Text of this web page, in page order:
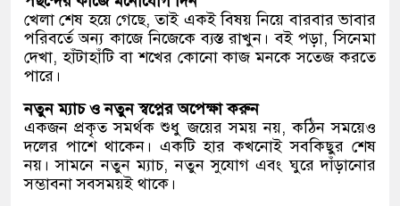
খেলা শেষ হয়ে গেছে, তাই একই বিষয় নিয়ে বারবার ভাবার
পরিবর্তে অন্য কাজে নিজেকে ব্যস্ত রাখুন। বই পড়া, সিনেমা
দেখা, হাঁটাহাঁটি বা শখের কোনো কাজ মনকে সতেজ করতে
পারে।
নতুন ম্যাচ ও নতুন স্বপ্নের অপেক্ষা করুন
একজন প্রকৃত সমর্থক শুধু জয়ের সময় নয়, কঠিন সময়েও
দলের পাশে থাকেন। একটি হার কখনোই সবকিছুর শেষ
নয়। সামনে নতুন ম্যাচ, নতুন সুযোগ এবং ঘুরে দাঁড়ানোর
সম্ভাবনা সবসময়ই থাকে।